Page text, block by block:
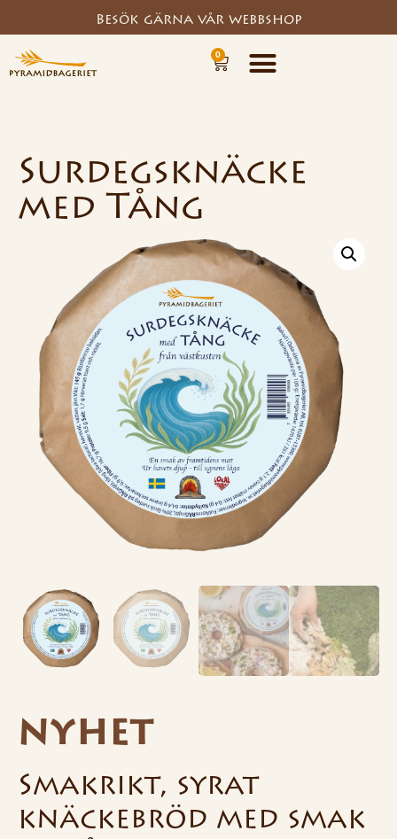
Besök gärna vår webbshop
0
Surdegsknäcke
med Tång
NYHET
Smakrikt, syrat
knäckebröd med smak